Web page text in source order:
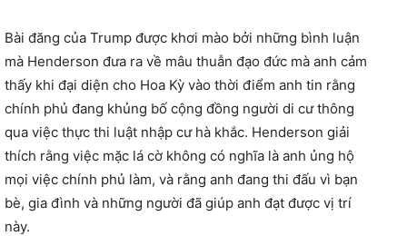
Bài đăng của Trump được khơi mào bởi những bình luận
mà Henderson đưa ra về mâu thuẫn đạo đức mà anh cảm
thấy khi đại diện cho Hoa Kỳ vào thời điểm anh tin rằng
chính phủ đang khủng bố cộng đồng người di cư thông
qua việc thực thi luật nhập cư hà khắc. Henderson giải
thích rằng việc mặc lá cờ không có nghĩa là anh ủng hộ
mọi việc chính phủ làm, và rằng anh đang thi đấu vì bạn
bè, gia đình và những người đã giúp anh đạt được vị trí
này.